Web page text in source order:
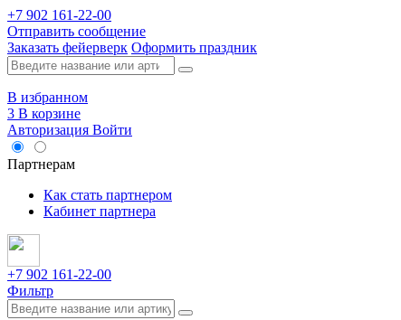
+7 902 161-22-00
Отправить сообщение
Заказать фейерверк Оформить праздник
В избранном
3 В корзине
Авторизация Войти
Партнерам
Как стать партнером
Кабинет партнера
+7 902 161-22-00
Фильтр